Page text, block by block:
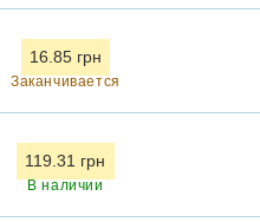
16.85 грн
Заканчивается
119.31 грн
В наличии